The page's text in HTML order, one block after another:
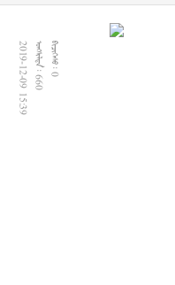
2019-12-09 15:39  660  0